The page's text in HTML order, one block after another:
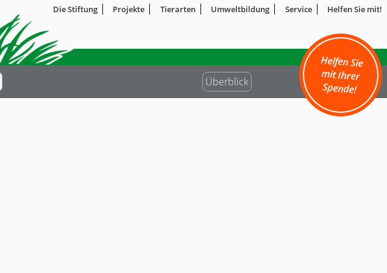
Die Stiftung Projekte Tierarten Umweltbildung Service Helfen Sie mit!
Helfen Sie
mit Ihrer
Spende!
Überblick